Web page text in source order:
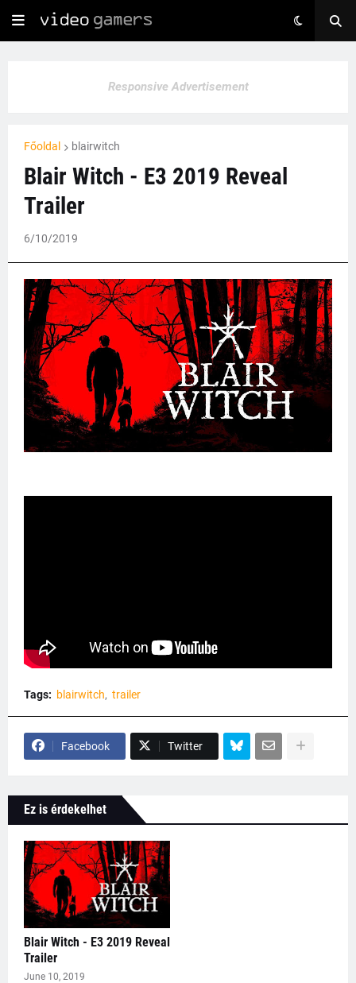
Responsive Advertisement
Főoldal blairwitch
Blair Witch - E3 2019 Reveal
Trailer
6/10/2019
Tags: blairwitch trailer
Facebook Twitter
Ez is érdekelhet
Blair Witch - E3 2019 Reveal
Trailer
June 10, 2019